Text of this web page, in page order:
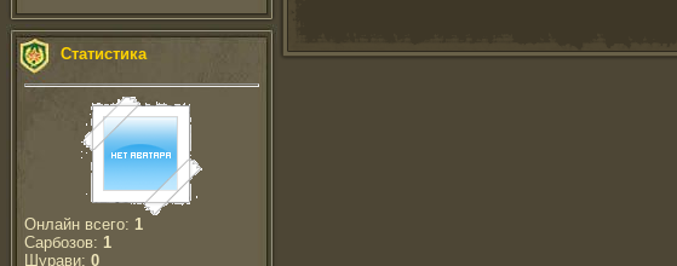
Статистика
Онлайн всего: 1
Сарбозов: 1
Шурави: 0